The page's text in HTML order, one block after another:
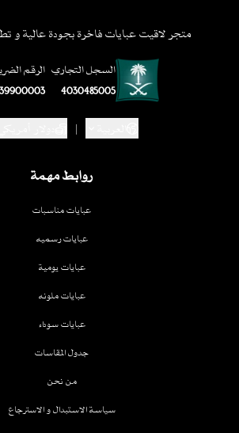
روابط مهمة
عبايات مناسبات
عبايات رسميه
عبايات يومية
عبايات ملونه
عبايات سوداء
جدول المقاسات
من نحن
سياسة الاستبدال و الاسترجاع
متجر لاقيت عبايات فاخرة بجودة عالية و
السجل التجاري
4030485005
الرقم
|